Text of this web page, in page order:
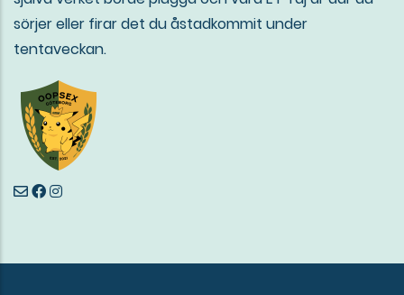
sörjer eller firar det du åstadkommit under
tentaveckan.